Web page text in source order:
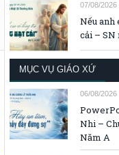
07/08/2026
Nếu anh
cải – SN
MỤC VỤ GIÁO XỨ
06/08/2026
Nhi –
Năm A